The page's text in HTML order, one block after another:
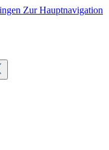
Zur Hauptnavigation